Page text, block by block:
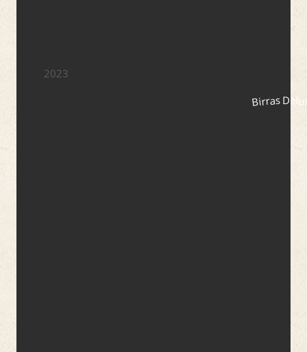
2023
Birras